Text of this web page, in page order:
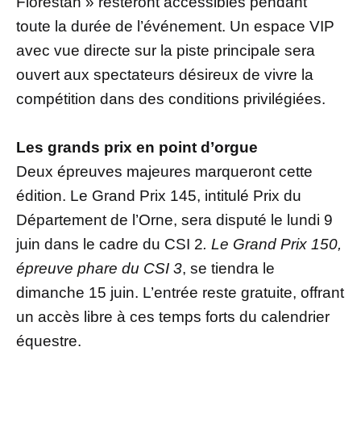
toute la durée de l’événement. Un espace VIP
avec vue directe sur la piste principale sera
ouvert aux spectateurs désireux de vivre la
compétition dans des conditions privilégiées.
Les grands prix en point d’orgue
Deux épreuves majeures marqueront cette
édition. Le Grand Prix 145, intitulé Prix du
Département de l’Orne, sera disputé le lundi 9
juin dans le cadre du CSI 2. Le Grand Prix 150,
épreuve phare du CSI 3, se tiendra le
dimanche 15 juin. L’entrée reste gratuite, offrant
un accès libre à ces temps forts du calendrier
équestre.